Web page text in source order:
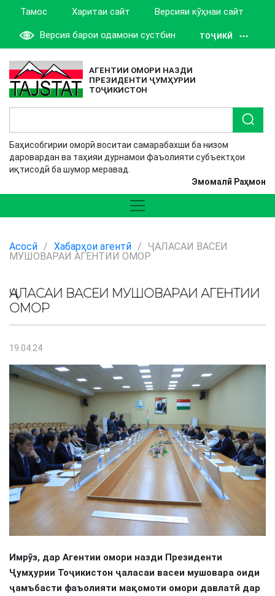
Тамос Харитаи сайт Версияи кӯҳнаи сайт
Версия барои одамони сустбин ТОҶИКӢ
АГЕНТИИ ОМОРИ НАЗДИ
ПРЕЗИДЕНТИ ҶУМҲУРИИ
ТОҶИКИСТОН
Баҳисобгирии оморӣ воситаи самарабахши ба низом
даровардан ва таҳияи дурнамои фаъолияти субъектҳои
иқтисодӣ ба шумор меравад.
Эмомалӣ Раҳмон
Асосӣ / Хабарҳои агентӣ / ҶАЛАСАИ ВАСЕИ
МУШОВАРАИ АГЕНТИИ ОМОР
ҶАЛАСАИ ВАСЕИ МУШОВАРАИ АГЕНТИИ
ОМОР
19.04.24
Имрӯз, дар Агентии омори назди Президенти
Ҷумҳурии Тоҷикистон ҷаласаи васеи мушовара оиди
ҷамъбасти фаъолияти мақомоти омори давлатӣ дар